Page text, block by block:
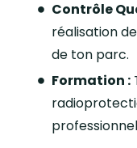
Contrôle
réalisation
de ton parc.
Formation :